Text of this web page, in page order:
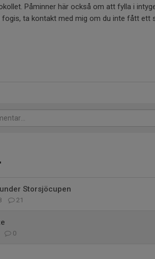
Påminner här också om att fylla i
fogis, ta kontakt med mig om du inte fått ett
Storsjöcupen
21
0